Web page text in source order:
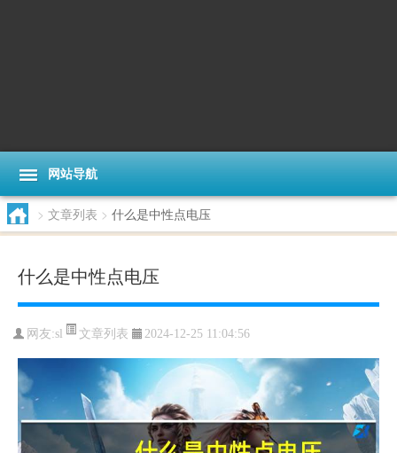
网站导航
> 文章列表 > 什么是中性点电压
什么是中性点电压
网友:sl 文章列表 2024-12-25 11:04:56